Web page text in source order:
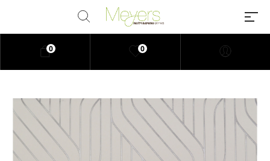
Millions of people around the
world visit Envato to buy and sell
creative assets, use smart design
0
0